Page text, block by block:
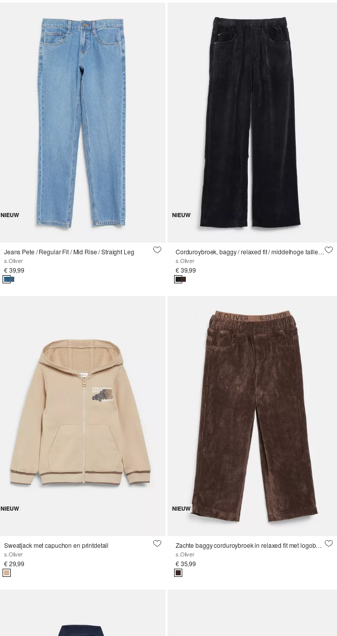
NIEUW
Jeans Pete / Regular Fit / Mid Rise / Straight Leg
s.Oliver
€ 39,99
NIEUW
Corduroybroek, baggy / relaxed fit / middelhoge taille / wijde pijpen
s.Oliver
€ 39,99
NIEUW
Sweatjack met capuchon en printdetail
s.Oliver
€ 29,99
NIEUW
Zachte baggy corduroybroek in relaxed fit met logoband
s.Oliver
€ 35,99